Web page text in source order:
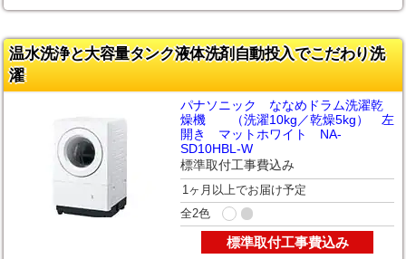
温水洗浄と大容量タンク液体洗剤自動投入でこだわり洗
濯
パナソニック ななめドラム洗濯乾
燥機 （洗濯10kg／乾燥5kg） 左
開き マットホワイト NA-
SD10HBL-W
標準取付工事費込み
1ヶ月以上でお届け予定
全2色
標準取付工事費込み